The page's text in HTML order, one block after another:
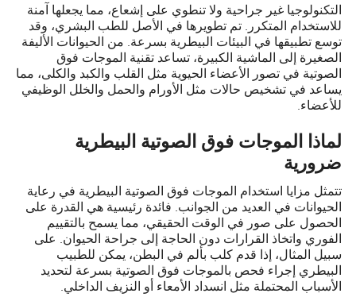
التكنولوجيا غير جراحية ولا تنطوي على إشعاع، مما يجعلها آمنة
للاستخدام المتكرر. تم تطويرها في الأصل للطب البشري، وقد
توسع تطبيقها في البيئات البيطرية بسرعة. من الحيوانات الأليفة
الصغيرة إلى الماشية الكبيرة، تساعد تقنية الموجات فوق
الصوتية في تصور الأعضاء الحيوية مثل القلب والكبد والكلى، مما
يساعد في تشخيص حالات مثل الأورام والحمل والخلل الوظيفي
للأعضاء.
لماذا الموجات فوق الصوتية البيطرية
ضرورية
تتمثل مزايا استخدام الموجات فوق الصوتية البيطرية في رعاية
الحيوانات في العديد من الجوانب. فائدة رئيسية هي القدرة على
الحصول على صور في الوقت الحقيقي، مما يسمح بالتقييم
الفوري واتخاذ القرارات دون الحاجة إلى جراحة الحيوان. على
سبيل المثال، إذا قدم كلب بألم في البطن، يمكن للطبيب
البيطري إجراء فحص بالموجات فوق الصوتية بسرعة لتحديد
الأسباب المحتملة مثل انسداد الأمعاء أو النزيف الداخلي.